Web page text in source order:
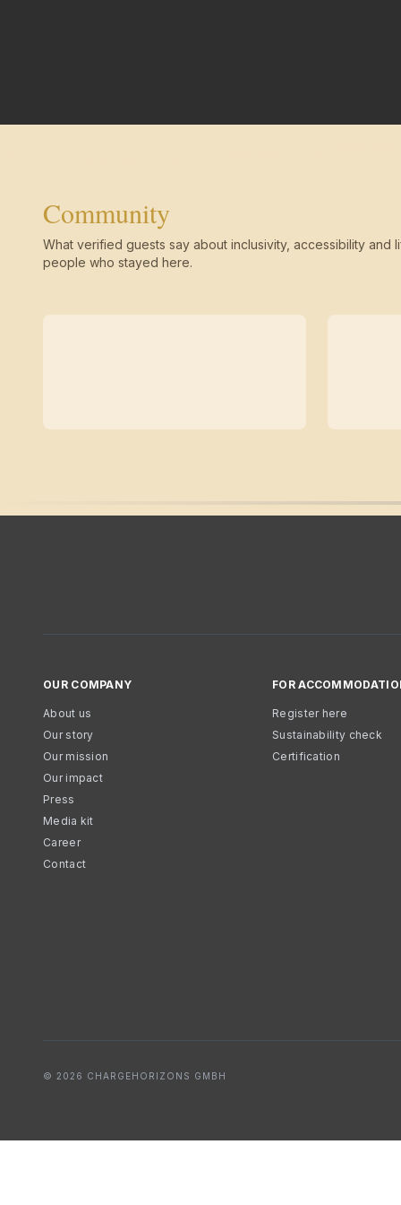
Community
What verified guests say about inclusivity, accessibility and
people who stayed here.
OUR COMPANY
About us
Our story
Our mission
Our impact
Press
Media kit
Career
Contact
FOR
Register here
Sustainability check
Certification
© 2026 CHARGEHORIZONS GMBH